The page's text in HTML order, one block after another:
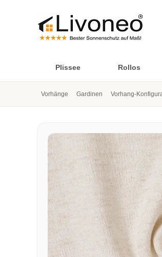
Plissee Rollos
Vorhänge Gardinen Vorhang-